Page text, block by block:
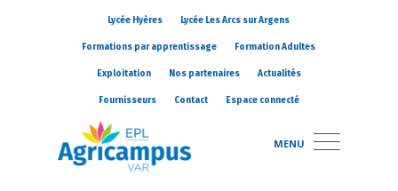
Lycée Hyères Lycée Les Arcs sur Argens
Formations par apprentissage Formation Adultes
Exploitation Nos partenaires Actualités
Fournisseurs Contact Espace connecté
MENU